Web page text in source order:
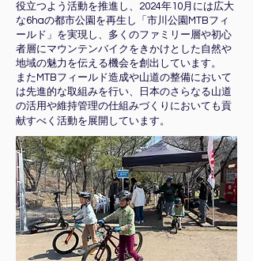
役立つよう活動を推進し、2024年10月には広大
な6haの都市公園を再生し「市川公園MTBフィ
ールド」を実現し、多くのファミリー層や初心
者層にマウンテンバイクをきかけとした自然や
地域の魅力を伝える機会を創出しています。
またMTBフィールド造成や山道の整備において
は先進的な取組みを行い、日本のさらなる山道
の活用や維持管理の仕組みづくりにおいても貢
献すべく活動を展開しています。